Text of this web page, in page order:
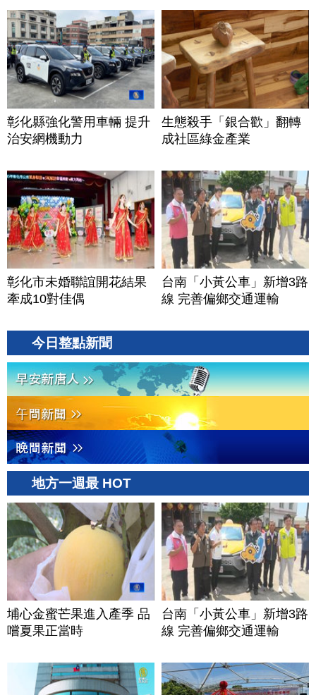
彰化縣強化警用車輛 提升
治安網機動力
生態殺手「銀合歡」翻轉
成社區綠金產業
彰化市未婚聯誼開花結果
牽成10對佳偶
台南「小黃公車」新增3路
線 完善偏鄉交通運輸
今日整點新聞
地方一週最 HOT
埔心金蜜芒果進入產季 品
嚐夏果正當時
台南「小黃公車」新增3路
線 完善偏鄉交通運輸